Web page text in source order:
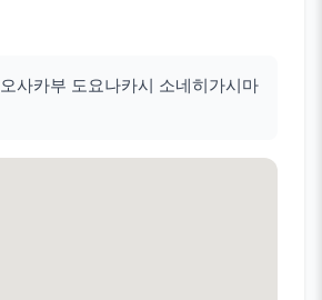
오사카부 도요나카시 소네히가시마